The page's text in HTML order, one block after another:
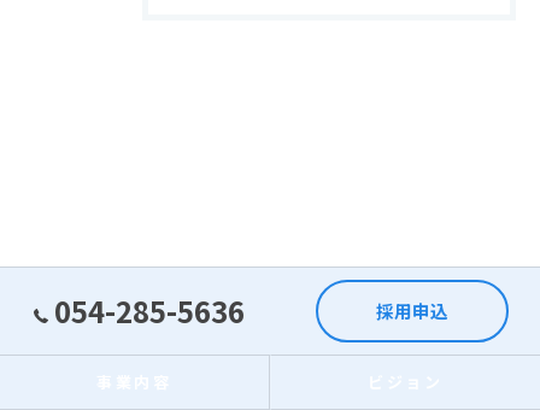
054-285-5636 採用申込